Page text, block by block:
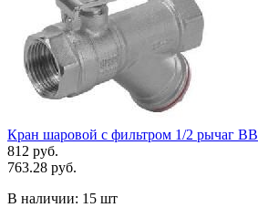
Кран шаровой с фильтром 1/2 рычаг ВВ
812 руб.
763.28 руб.
В наличии: 15 шт